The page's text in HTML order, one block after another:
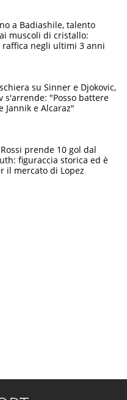
a Badiashile, talento
muscoli di cristallo:
negli ultimi 3 anni
su Sinner e Djokovic,
s'arrende: "Posso battere
e Alcaraz"
prende 10 gol dal
figuraccia storica ed è
il mercato di Lopez